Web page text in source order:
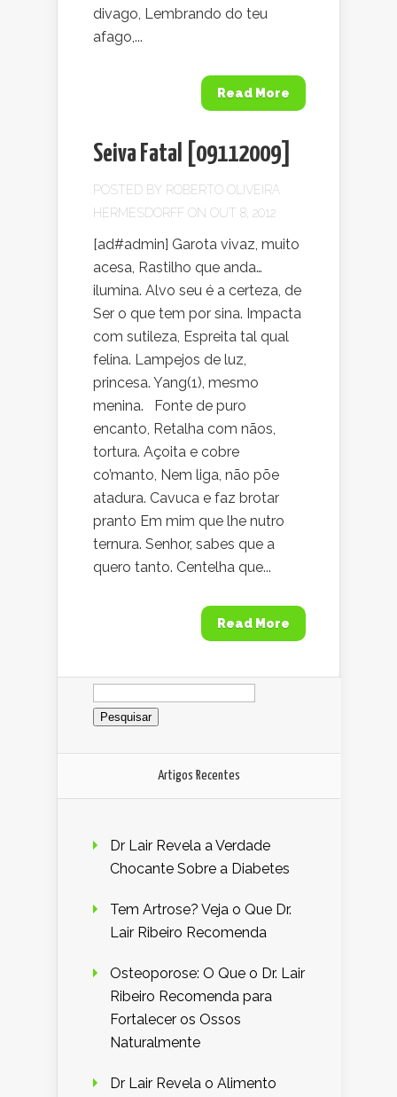
divago, Lembrando do teu
afago,...
Read More
Seiva Fatal [09112009]
POSTED BY ROBERTO OLIVEIRA
HERMESDORFF ON OUT 8, 2012
[ad#admin] Garota vivaz, muito
acesa, Rastilho que anda…
ilumina. Alvo seu é a certeza, de
Ser o que tem por sina. Impacta
com sutileza, Espreita tal qual
felina. Lampejos de luz,
princesa. Yang(1), mesmo
menina. Fonte de puro
encanto, Retalha com nãos,
tortura. Açoita e cobre
co’manto, Nem liga, não põe
atadura. Cavuca e faz brotar
pranto Em mim que lhe nutro
ternura. Senhor, sabes que a
quero tanto. Centelha que...
Read More
Pesquisar
por:
Artigos Recentes
Dr Lair Revela a Verdade
Chocante Sobre a Diabetes
Tem Artrose? Veja o Que Dr.
Lair Ribeiro Recomenda
Osteoporose: O Que o Dr. Lair
Ribeiro Recomenda para
Fortalecer os Ossos
Naturalmente
Dr Lair Revela o Alimento